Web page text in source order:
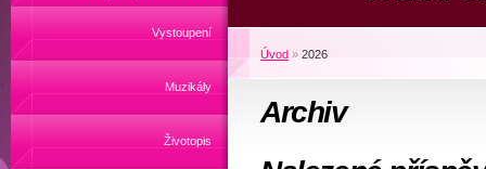
Vystoupení
Muzikály
Životopis
Úvod » 2026
Archiv